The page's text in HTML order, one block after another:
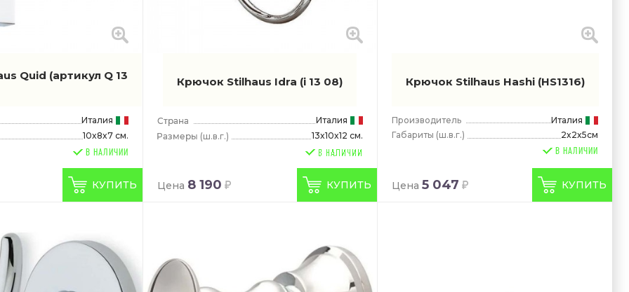
Quid (артикул Q 13
Италия
10x8x7 см.
В НАЛИЧИИ
КУПИТЬ
Крючок Stilhaus Idra (i 13 08)
Италия
(ш.в.г.)
13x10x12 см.
Цена 8 190 КУПИТЬ
Крючок Stilhaus Hashi (HS1316)
Производитель
Италия
Габариты (ш.в.г.)
2x2x5см
В НАЛИЧИИ
Цена 5 047 КУПИТЬ